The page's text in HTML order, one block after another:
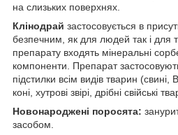
на слизьких поверхнях.
Клінодрай застосовується в
безпечним, як для людей так і для
препарату входять мінеральні
компоненти. Препарат
підстилки всім видів тварин
коні, хутрові звірі, дрібні свійські
Новонароджені поросята:
засобом.